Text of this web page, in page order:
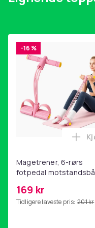
-16 %
Magetrener, 6-rørs
fotpedal
yoga og
hjemmegymnastikk Pink
169 kr
Tidligere laveste pris: 201 kr